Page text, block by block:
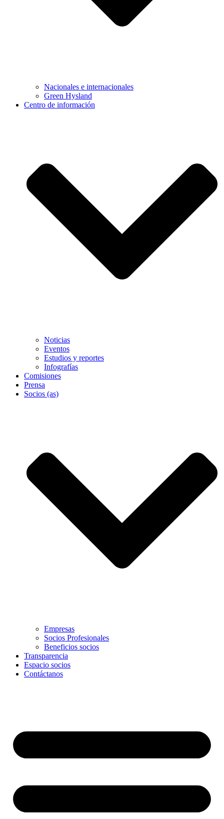
Nacionales e internacionales
Green Hysland
Centro de información
Noticias
Eventos
Estudios y reportes
Infografías
Comisiones
Prensa
Socios (as)
Empresas
Socios Profesionales
Beneficios socios
Transparencia
Espacio socios
Contáctanos